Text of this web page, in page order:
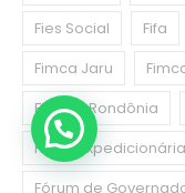
Fies Social
Fifa
Fimca Jaru
Fiocruz Rondônia
Força
Fórum de